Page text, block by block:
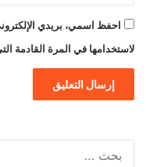
احفظ اسمي، بريدي
لاستخدامها في المرة القادمة